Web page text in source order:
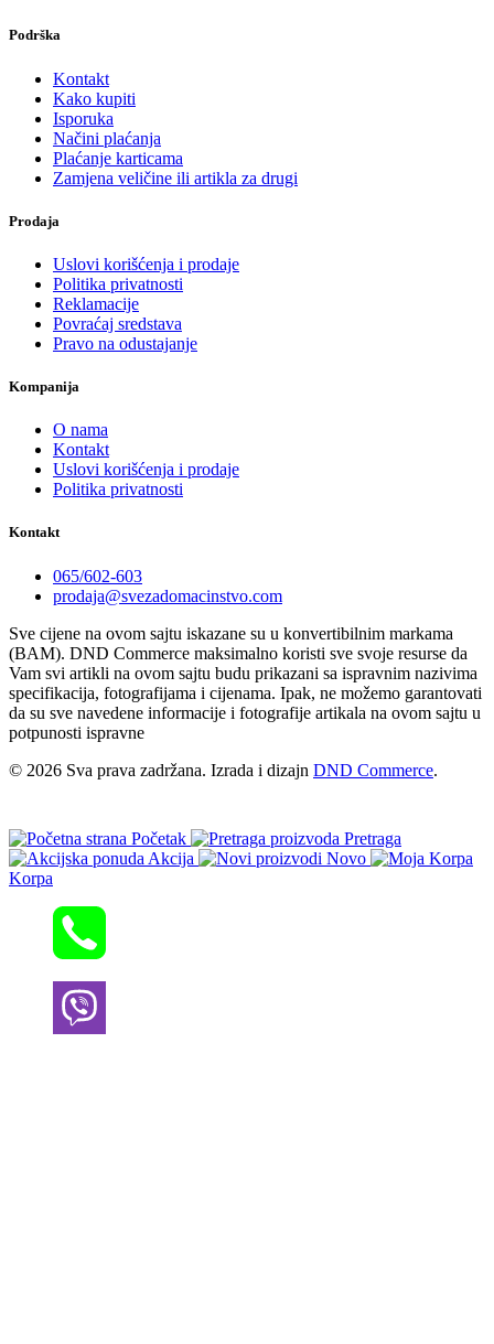
Podrška
Kontakt
Kako kupiti
Isporuka
Načini plaćanja
Plaćanje karticama
Zamjena veličine ili artikla za drugi
Prodaja
Uslovi korišćenja i prodaje
Politika privatnosti
Reklamacije
Povraćaj sredstava
Pravo na odustajanje
Kompanija
O nama
Kontakt
Uslovi korišćenja i prodaje
Politika privatnosti
Kontakt
065/602-603
prodaja@svezadomacinstvo.com
Sve cijene na ovom sajtu iskazane su u konvertibilnim markama
(BAM). DND Commerce maksimalno koristi sve svoje resurse da
Vam svi artikli na ovom sajtu budu prikazani sa ispravnim nazivima
specifikacija, fotografijama i cijenama. Ipak, ne možemo garantovati
da su sve navedene informacije i fotografije artikala na ovom sajtu u
potpunosti ispravne
© 2026 Sva prava zadržana. Izrada i dizajn DND Commerce.
Početak
Pretraga
Akcija
Novo
Korpa